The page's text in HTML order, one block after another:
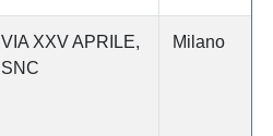
VIA XXV APRILE,
SNC
Milano